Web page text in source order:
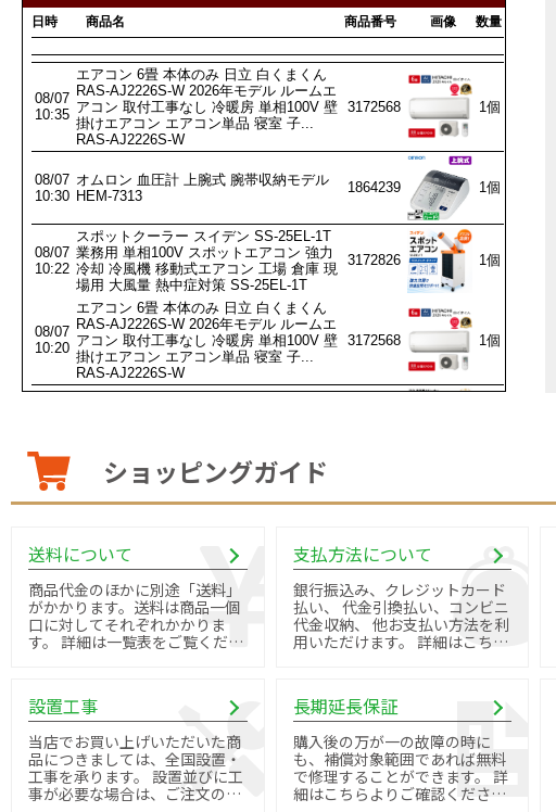
ショッピングガイド
送料について
商品代金のほかに別途「送料」
がかかります。送料は商品一個
口に対してそれぞれかかりま
す。 詳細は一覧表をご覧くださ
支払方法について
銀行振込み、クレジットカード
払い、 代金引換払い、コンビニ
代金収納、 他お支払い方法を利
用いただけます。 詳細はこちら
設置工事
当店でお買い上げいただいた商
品につきましては、全国設置・
工事を承ります。 設置並びに工
事が必要な場合は、ご注文の際
長期延長保証
購入後の万が一の故障の時に
も、補償対象範囲であれば無料
で修理することができます。 詳
細はこちらよりご確認くださ